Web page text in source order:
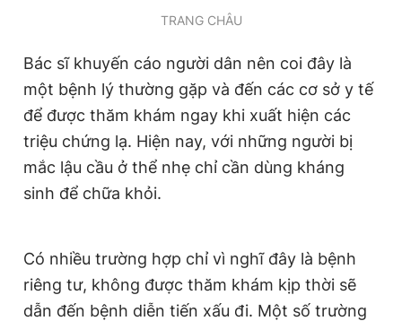
TRANG CHÂU
Bác sĩ khuyến cáo người dân nên coi đây là
một bệnh lý thường gặp và đến các cơ sở y tế
để được thăm khám ngay khi xuất hiện các
triệu chứng lạ. Hiện nay, với những người bị
mắc lậu cầu ở thể nhẹ chỉ cần dùng kháng
sinh để chữa khỏi.
Có nhiều trường hợp chỉ vì nghĩ đây là bệnh
riêng tư, không được thăm khám kịp thời sẽ
dẫn đến bệnh diễn tiến xấu đi. Một số trường